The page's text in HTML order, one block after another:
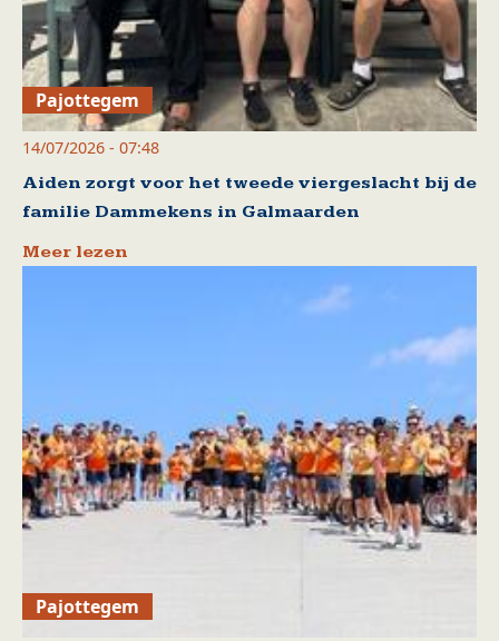
Pajottegem
14/07/2026 - 07:48
Aiden zorgt voor het tweede viergeslacht bij de
familie Dammekens in Galmaarden
Meer lezen
Pajottegem